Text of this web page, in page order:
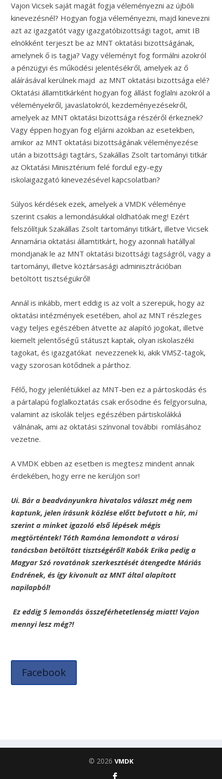
Vajon Vicsek saját magát fogja véleményezni az újbóli
kinevezésnél? Hogyan fogja véleményezni, majd kinevezni
azt az igazgatót vagy igazgatóbizottsági tagot, amit IB
elnökként terjeszt be az MNT oktatási bizottságának,
amelynek ő is tagja? Vagy véleményt fog formálni azokról
a pénzügyi és működési jelentésékről, amelyek az ő
aláírásával kerülnek majd az MNT oktatási bizottsága elé?
Oktatási államtitkárként hogyan fog állást foglalni azokról a
véleményekről, javaslatokról, kezdeményezésekről,
amelyek az MNT oktatási bizottsága részéről érkeznek?
Vagy éppen hogyan fog eljárni azokban az esetekben,
amikor az MNT oktatási bizottságának véleményezése
után a bizottsági tagtárs, Szakállas Zsolt tartományi titkár
az Oktatási Minisztérium felé fordul egy-egy
iskolaigazgató kinevezésével kapcsolatban?
Súlyos kérdések ezek, amelyek a VMDK véleménye
szerint csakis a lemondásukkal oldhatóak meg! Ezért
felszólítjuk Szakállas Zsolt tartományi titkárt, illetve Vicsek
Annamária oktatási államtitkárt, hogy azonnali hatállyal
mondjanak le az MNT oktatási bizottsági tagságról, vagy a
tartományi, illetve köztársasági adminisztrációban
betöltött tisztségükről!
Annál is inkább, mert eddig is az volt a szerepük, hogy az
oktatási intézmények esetében, ahol az MNT részleges
vagy teljes egészében átvette az alapító jogokat, illetve
kiemelt jelentőségű státuszt kaptak, olyan iskolaszéki
tagokat, és igazgatókat nevezzenek ki, akik VMSZ-tagok,
vagy szorosan kötődnek a párthoz.
Félő, hogy jelenlétükkel az MNT-ben ez a pártoskodás és
a pártalapú foglalkoztatás csak erősödne és felgyorsulna,
valamint az iskolák teljes egészében pártiskolákká
válnának, ami az oktatási színvonal további romlásához
vezetne.
A VMDK ebben az esetben is megtesz mindent annak
érdekében, hogy erre ne kerüljön sor!
Ui. Bár a beadványunkra hivatalos választ még nem
kaptunk, jelen írásunk közlése előtt befutott a hír, mi
szerint a minket igazoló első lépések mégis
megtörténtek! Tóth Ramóna lemondott a városi
tanácsban betöltött tisztségéről! Kabók Erika pedig a
Magyar Szó rovatának szerkesztését átengedte Máriás
Endrének, és így kivonult az MNT által alapított
napilapból!
Ez eddig 5 lemondás összeférhetetlenség miatt! Vajon
mennyi lesz még?!
Facebook
© 2026 VMDK